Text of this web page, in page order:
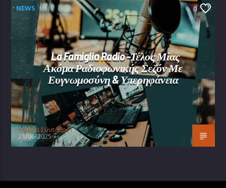
NEWS 0
La Famiglia Radio -Τέλος Μίας
Ακόμα Ραδιοφωνικής Σεζόν Με
Ευγνωμοσύνη & Υπερηφάνεια
Oμάδα Σύνταξης Ι
21/06/2025